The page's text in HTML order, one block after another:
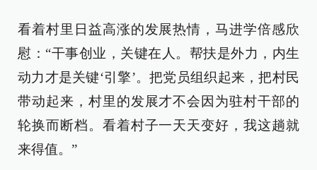
看着村里日益高涨的发展热情，马进学倍感欣
慰：“干事创业，关键在人。帮扶是外力，内生
动力才是关键‘引擎’。把党员组织起来，把村民
带动起来，村里的发展才不会因为驻村干部的
轮换而断档。看着村子一天天变好，我这趟就
来得值。”